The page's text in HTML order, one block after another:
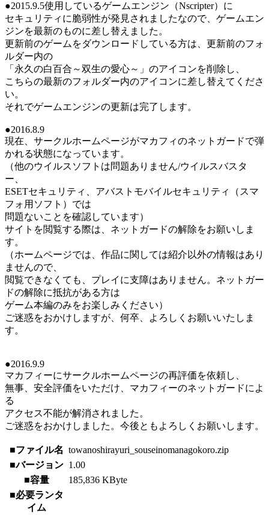
●2015.9.5使用しているゲームエンジン（Nscripter）に
セキュリティに脆弱性が発見されましたなので、ゲームエン
ジンを最新のものに差し替えました。
更新前のゲームをダウンロードしている方は、更新前のフォ
ルダー内の
「永久の白百合～双生の愛心～」のアイコンを削除し、
こちらの最新のフォルダー内のアイコンに差し替えてくださ
い。
それでゲームエンジンの更新は完了します。
●2016.8.9
現在、サークルホームページがマカフィのネットガードで弾
かれる状態になっています。
（他のウイルスソフトは問題ありません/ウイルスバスタ
ー、
ESETセキュリティ、アバストモバイルセキュリティ（スマ
フォ用ソフト）では
問題ないことを確認しています）
サイトを閲覧する際は、ネットガードの解除をお願いしま
す。
（ホームページでは、作品に関しては紹介以外の情報はあり
ませんので、
閲覧できなくても、プレイに支障はありません。ネットガー
ドの解除に抵抗がある方は
ゲーム本編のみをお楽しみください）
ご迷惑をおかけしますが、何卒、よろしくお願いいたしま
す。
●2016.9.9
マカフィーにサークルホームページの再評価を依頼し、
無事、安全評価をいただけ、マカフィーのネットガードによ
る
アクセス不能が解消されました。
ご迷惑をおかけしました。今後ともよろしくお願いします。
■ファイル名 towanoshirayuri_souseinomanagokoro.zip
■バージョン 1.00
■容量
185,836 KByte
■必要ランタ
イム